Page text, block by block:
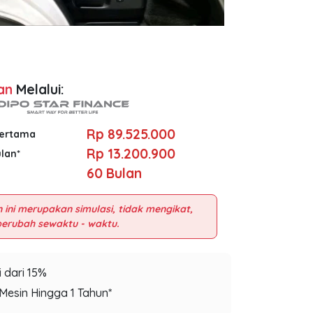
Melalui:
Rp 89.525.000
Rp 13.200.900
60Bulan
ini merupakan simulasi, tidak mengikat,
dari 15%
Hingga 1 Tahun*